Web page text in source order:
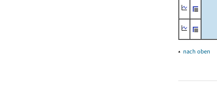
▴ nach oben